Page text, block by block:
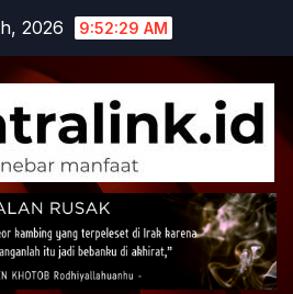
2026 9:52:29 AM